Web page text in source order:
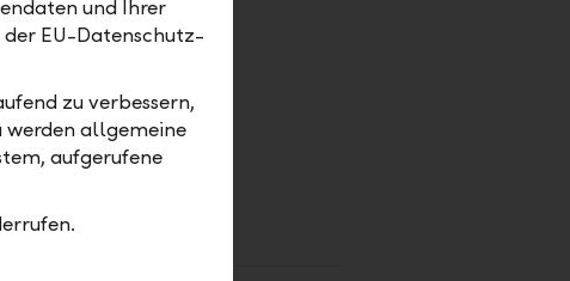
und
und Ihrer
EU-Datenschutz-
zu verbessern,
werden allgemeine
aufgerufene